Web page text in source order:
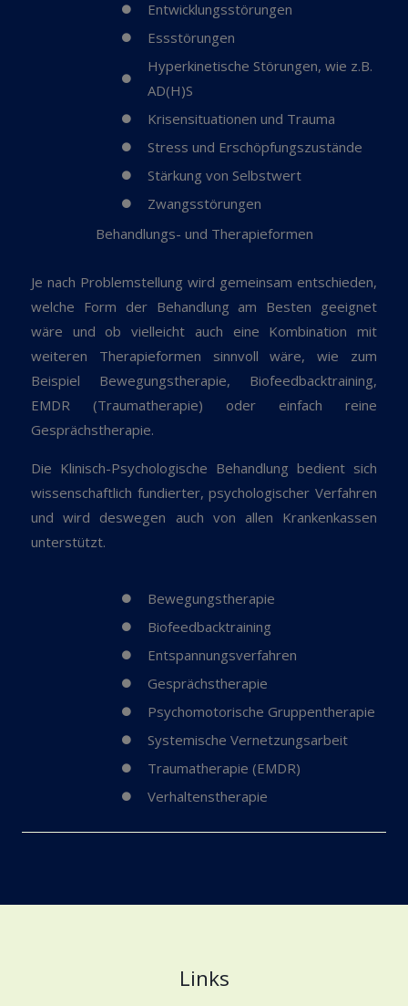
Entwicklungsstörungen
Essstörungen
Hyperkinetische Störungen, wie z.B.
AD(H)S
Krisensituationen und Trauma
Stress und Erschöpfungszustände
Stärkung von Selbstwert
Zwangsstörungen
Behandlungs- und Therapieformen
Je nach Problemstellung wird gemeinsam entschieden,
welche Form der Behandlung am Besten geeignet
wäre und ob vielleicht auch eine Kombination mit
weiteren Therapieformen sinnvoll wäre, wie zum
Beispiel Bewegungstherapie, Biofeedbacktraining,
EMDR (Traumatherapie) oder einfach reine
Gesprächstherapie.
Die Klinisch-Psychologische Behandlung bedient sich
wissenschaftlich fundierter, psychologischer Verfahren
und wird deswegen auch von allen Krankenkassen
unterstützt.
Bewegungstherapie
Biofeedbacktraining
Entspannungsverfahren
Gesprächstherapie
Psychomotorische Gruppentherapie
Systemische Vernetzungsarbeit
Traumatherapie (EMDR)
Verhaltenstherapie
Links